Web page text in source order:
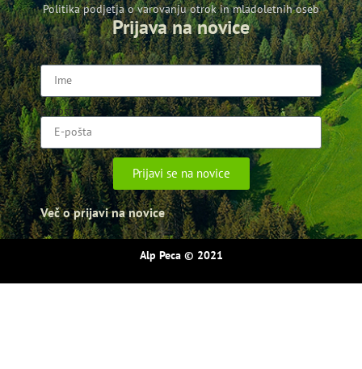
Politika podjetja o varovanju otrok in mladoletnih oseb
Prijava na novice
Ime
E-pošta
Prijavi se na novice
Več o prijavi na novice
Alp Peca© 2021